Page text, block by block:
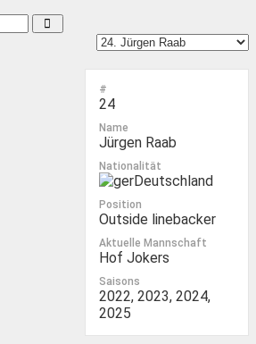
#
24
Name
Jürgen Raab
Nationalität
Deutschland
Position
Outside linebacker
Aktuelle Mannschaft
Hof Jokers
Saisons
2022, 2023, 2024,
2025